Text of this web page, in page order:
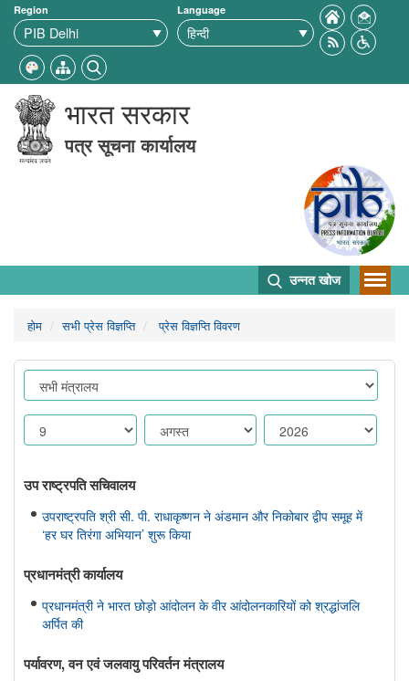
Region Language
भारत सरकार
पत्र सूचना कार्यालय
उन्नत खोज
होम सभी प्रेस विज्ञप्ति प्रेस विज्ञप्ति विवरण
उप राष्ट्रपति सचिवालय
उपराष्ट्रपति श्री सी. पी. राधाकृष्णन ने अंडमान और निकोबार द्वीप समूह में
‘हर घर तिरंगा अभियान’ शुरू किया
प्रधानमंत्री कार्यालय
प्रधानमंत्री ने भारत छोड़ो आंदोलन के वीर आंदोलनकारियों को श्रद्धांजलि
अर्पित की
पर्यावरण, वन एवं जलवायु परिवर्तन मंत्रालय